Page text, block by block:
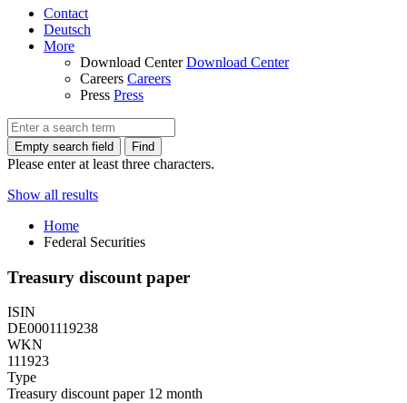
Contact
Deutsch
More
Download Center Download Center
Careers Careers
Press Press
Empty search field Find
Please enter at least three characters.
Show all results
Home
Federal Securities
Treasury discount paper
ISIN
DE0001119238
WKN
111923
Type
Treasury discount paper 12 month